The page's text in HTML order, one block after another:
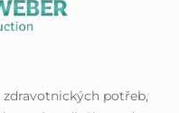
zdravotnických potřeb,